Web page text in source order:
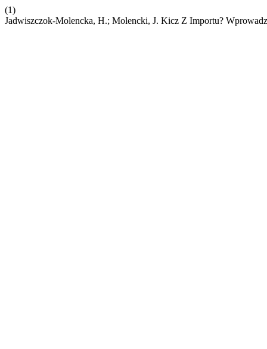
(1)
Jadwiszczok-Molencka, H.; Molencki, J. Kicz Z Importu?